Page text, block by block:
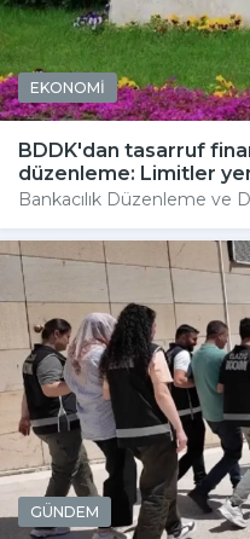
EKONOMİ
BDDK'dan tasarruf
düzenleme: Limitler
Bankacılık Düzenleme ve
GÜNDEM